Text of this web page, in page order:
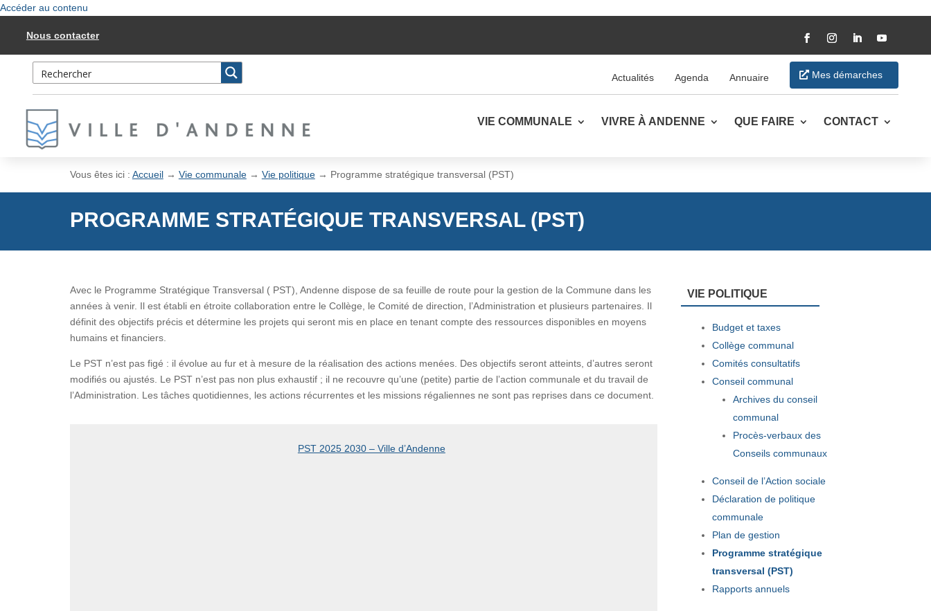
Accéder au contenu
Nous contacter
Actualités Agenda Annuaire Mes démarches
VIE COMMUNALE VIVRE À ANDENNE QUE FAIRE CONTACT
Vous êtes ici : Accueil→ Vie communale→ Vie politique→ Programme stratégique transversal (PST)
PROGRAMME STRATÉGIQUE TRANSVERSAL (PST)
Avec le Programme Stratégique Transversal ( PST), Andenne dispose de sa feuille de route pour la gestion de la Commune dans les
années à venir. Il est établi en étroite collaboration entre le Collège, le Comité de direction, l’Administration et plusieurs partenaires. Il
définit des objectifs précis et détermine les projets qui seront mis en place en tenant compte des ressources disponibles en moyens
humains et financiers.
Le PST n’est pas figé : il évolue au fur et à mesure de la réalisation des actions menées. Des objectifs seront atteints, d’autres seront
modifiés ou ajustés. Le PST n’est pas non plus exhaustif ; il ne recouvre qu’une (petite) partie de l’action communale et du travail de
l’Administration. Les tâches quotidiennes, les actions récurrentes et les missions régaliennes ne sont pas reprises dans ce document.
PST 2025 2030 – Ville d’Andenne
VIE POLITIQUE
Budget et taxes
Collège communal
Comités consultatifs
Conseil communal
Archives du conseil
communal
Procès-verbaux des
Conseils communaux
Conseil de l’Action sociale
Déclaration de politique
communale
Plan de gestion
Programme stratégique
transversal (PST)
Rapports annuels